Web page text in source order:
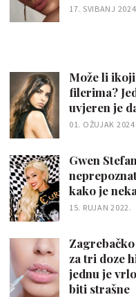
17. SVIBANJ
Može li
filerima?
uvjeren je
01. OŽUJAK 2024.
Gwen
kako je
15. RUJAN 2022.
za tri doze
jednu je
biti strašne